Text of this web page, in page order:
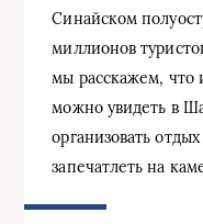
Синайском
миллионов
мы расскажем, что
можно увидеть в
организовать
запечатлеть на